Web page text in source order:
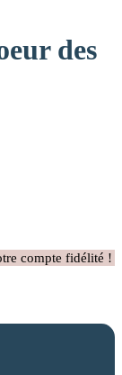
des
compte fidélité !